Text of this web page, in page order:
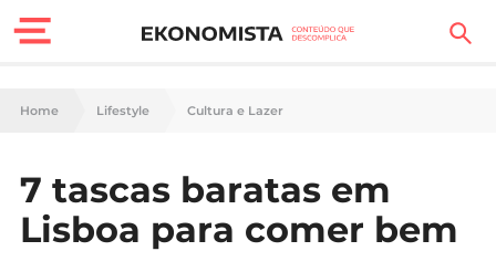
Finanças Pessoais
Carreira
Home Lifestyle Cultura e Lazer
7 tascas baratas em
Lisboa para comer bem